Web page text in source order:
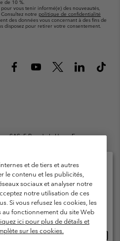
de 10 %.
vous tenir informé(e) des nouveautés,
notre politique de confidentialité
des données vous concernant à des fins de
disposez pour retirer votre consentement.
SAS. 5 Rue de la Haye, Espace
par l'utilisateur
Impressum
et de tiers et autres
le contenu et les publicités,
sociaux et analyser notre
notre utilisation de ces
Si vous refusez les cookies, les
au fonctionnement du site Web
ici pour plus de détails et
sur les cookies.
pays d’expédition et
langue
ligne disponibles